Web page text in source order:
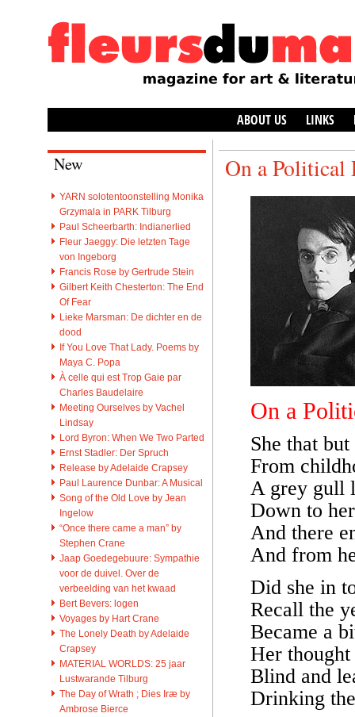
ABOUT US LINKS
New
YARN solotentoonstelling Monika
Grzymala in PARK Tilburg
Paul Scheerbarth: Indianerlied
Fleur Jaeggy: Die letzten Tage
von Ingeborg
Francis Rose by Gertrude Stein
Gilbert Keith Chesterton: The End
Of Fear
Lieke Marsman: De dichter en de
dood
If You Love That Lady. Poems by
Maya C. Popa
À celle qui est Trop Gaie par
Charles Baudelaire
Meeting Ourselves by Vachel
Lindsay
Lord Byron: When We Two Parted
Ernst Stadler: Der Spruch
Release by Adelaide Crapsey
Paul Laurence Dunbar: A Musical
Song of the Old Love by Jean
Ingelow
“Once there came a man” by
Stephen Crane
Jaap Goedegebuure: Sympathie
voor de duivel. Over de
verbeelding van het kwaad
Bert Bevers: logen
Voyages by Hart Crane
The Lonely Death by Adelaide
Crapsey
MATERIAL WORLDS: 25 jaar
Lustwarande Tilburg
The Day of Wrath ; Dies Iræ by
Ambrose Bierce
On a Political
On a
She that
From
A grey gull
Down to
And there
And from
Did she in
Recall the
Became a
Her
Blind and
Drinking